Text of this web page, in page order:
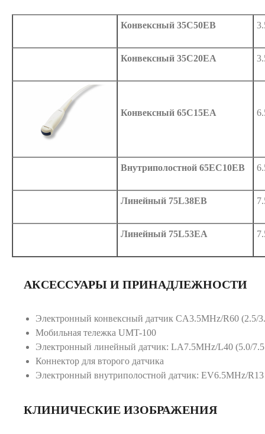
Конвексный 35C50EB
Конвексный 35C20EA
Конвексный 65C15EA
Внутриполостной 65EC10EB
Линейный 75L38EB
Линейный 75L53EA
АКСЕССУАРЫ И ПРИНАДЛЕЖНОСТИ
Электронный конвексный датчик CA3.5MHz/R60 (2.5/
Мобильная тележка UMT-100
Электронный линейный датчик: LA7.5MHz/L40 (5.0/
Коннектор для второго датчика
Электронный внутриполостной датчик: EV6.5MHz/
КЛИНИЧЕСКИЕ ИЗОБРАЖЕНИЯ